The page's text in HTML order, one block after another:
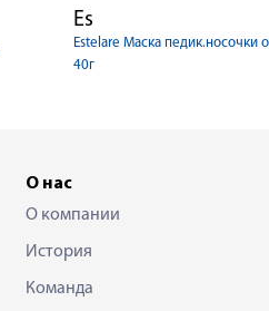
Es
Estelare Маска педик.носочки
40г
О нас
О компании
История
Команда